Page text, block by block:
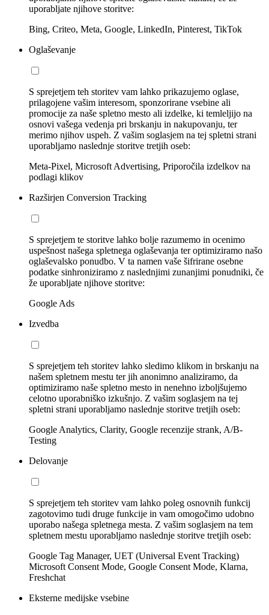
uporabljate njihove storitve:
Bing, Criteo, Meta, Google, LinkedIn, Pinterest, TikTok
Oglaševanje
S sprejetjem teh storitev vam lahko prikazujemo oglase,
prilagojene vašim interesom, sponzorirane vsebine ali
promocije za naše spletno mesto ali izdelke, ki temleljijo na
osnovi vašega vedenja pri brskanju in nakupovanju, ter
merimo njihov uspeh. Z vašim soglasjem na tej spletni strani
uporabljamo naslednje storitve tretjih oseb:
Meta-Pixel, Microsoft Advertising, Priporočila izdelkov na
podlagi klikov
Razširjen Conversion Tracking
S sprejetjem te storitve lahko bolje razumemo in ocenimo
uspešnost našega spletnega oglaševanja ter optimiziramo našo
oglaševalsko ponudbo. V ta namen vaše šifrirane osebne
podatke sinhroniziramo z naslednjimi zunanjimi ponudniki, če
že uporabljate njihove storitve:
Google Ads
Izvedba
S sprejetjem teh storitev lahko sledimo klikom in brskanju na
našem spletnem mestu ter jih anonimno analiziramo, da
optimiziramo naše spletno mesto in nenehno izboljšujemo
celotno uporabniško izkušnjo. Z vašim soglasjem na tej
spletni strani uporabljamo naslednje storitve tretjih oseb:
Google Analytics, Clarity, Google recenzije strank, A/B-
Testing
Delovanje
S sprejetjem teh storitev vam lahko poleg osnovnih funkcij
zagotovimo tudi druge funkcije in vam omogočimo udobno
uporabo našega spletnega mesta. Z vašim soglasjem na tem
spletnem mestu uporabljamo naslednje storitve tretjih oseb:
Google Tag Manager, UET (Universal Event Tracking)
Microsoft Consent Mode, Google Consent Mode, Klarna,
Freshchat
Eksterne medijske vsebine